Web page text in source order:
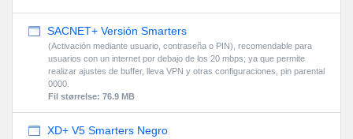
SACNET+ Versión Smarters
(Activación mediante usuario, contraseña o PIN), recomendable para
usuarios con un internet por debajo de los 20 mbps; ya que permite
realizar ajustes de buffer, lleva VPN y otras configuraciones, pin parental
0000.
Fil størrelse: 76.9 MB
XD+ V5 Smarters Negro